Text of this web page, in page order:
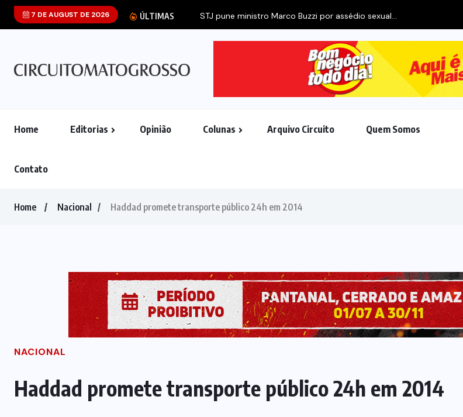
7 DE AUGUST DE 2026 ÚLTIMAS STJ pune ministro Marco Buzzi por assédio sexual...
Home Editorias Opinião Colunas Arquivo Circuito Quem Somos
Contato
Home Nacional Haddad promete transporte público 24h em 2014
NACIONAL
Haddad promete transporte público 24h em 2014